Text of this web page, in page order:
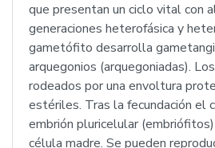
que presentan un ciclo vital con
generaciones heterofásica y
gametófito desarrolla
arquegonios (arquegoniadas).
rodeados por una envoltura
estériles. Tras la fecundación el
embrión pluricelular
célula madre. Se pueden